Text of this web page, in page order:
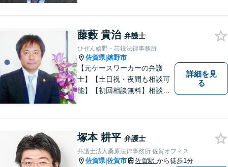
など幅広く対応しております
ので、まずはお気軽にご相談
下さい。【JR佐賀駅1分】
【子連れ相談可】
藤藪 貴治 弁護士
ひぜん嬉野・芯鋭法律事務所
佐賀県|嬉野市
【元ケースワーカーの弁護
士】【土日祝・夜間も相談可
能】【初回相談無料】相談者
題／交通事故／債務整理／労
働問題など幅広く対応可能で
す。
詳細を見
る
塚本 耕平 弁護士
弁護士法人桑原法律事務所 佐賀オフィス
佐賀県|佐賀市 佐賀駅 から徒歩1分